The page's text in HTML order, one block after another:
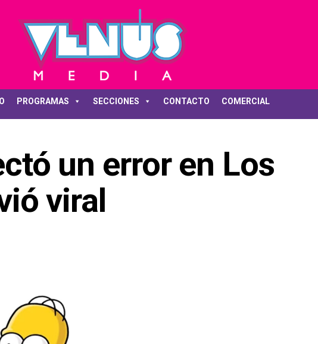
PROGRAMAS SECCIONES CONTACTO COMERCIAL
un error en Los
viral